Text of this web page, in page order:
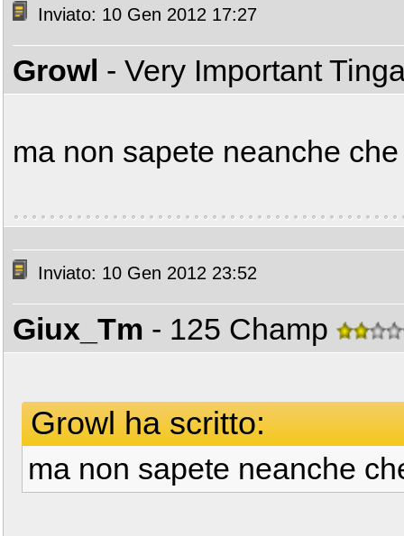
Inviato: 10 Gen 2012 17:27
Growl - Very Important
ma non sapete neanche
Inviato: 10 Gen 2012 23:52
Giux_Tm - 125 Champ
Growl ha scritto:
ma non sapete neanche